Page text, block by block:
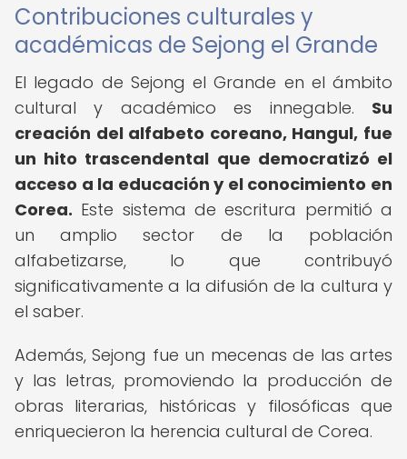
Contribuciones culturales y
académicas de Sejong el Grande
El legado de Sejong el Grande en el ámbito
cultural y académico es innegable. Su
creación del alfabeto coreano, Hangul, fue
un hito trascendental que democratizó el
acceso a la educación y el conocimiento en
Corea. Este sistema de escritura permitió a
un amplio sector de la población
alfabetizarse, lo que contribuyó
significativamente a la difusión de la cultura y
el saber.
Además, Sejong fue un mecenas de las artes
y las letras, promoviendo la producción de
obras literarias, históricas y filosóficas que
enriquecieron la herencia cultural de Corea.